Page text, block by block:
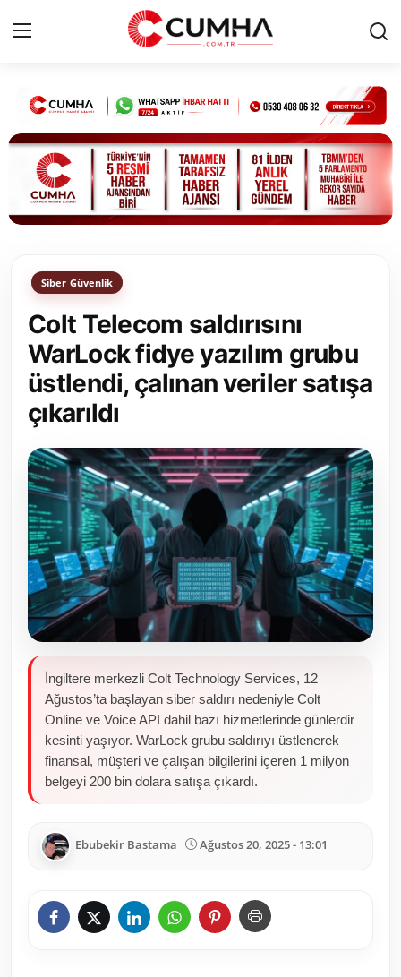
Kurumsal
Cumhurbaşkanlığı
Bakanlıklar
Siyasi Partiler
Yerel Yönetimler
Mülki İdare
Toplum ve Yaşam
Sivil Toplum Kuruluşları
Kamu Kurumları ve Üst Kurullar
Resmi Reklamlar
Siber Güvenlik
Colt Telecom saldırısını
WarLock fidye yazılım grubu
üstlendi, çalınan veriler satışa
çıkarıldı
İngiltere merkezli Colt Technology Services, 12
Ağustos’ta başlayan siber saldırı nedeniyle Colt
Online ve Voice API dahil bazı hizmetlerinde günlerdir
kesinti yaşıyor. WarLock grubu saldırıyı üstlenerek
finansal, müşteri ve çalışan bilgilerini içeren 1 milyon
belgeyi 200 bin dolara satışa çıkardı.
Ebubekir Bastama Ağustos 20, 2025 - 13:01